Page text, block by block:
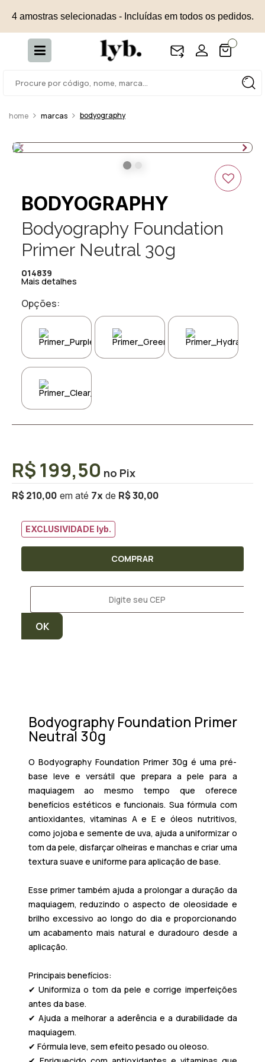
4 amostras selecionadas - Incluídas em todos os pedidos.
marcas bodyography
BODYOGRAPHY
Bodyography Foundation
Primer Neutral 30g
014839
Mais detalhes
Opções:
R$ 210,00 7x R$ 30,00
R$ 199,50
EXCLUSIVIDADE lyb.
COMPRAR
Bodyography Foundation Primer
Neutral 30g
O Bodyography Foundation Primer 30g é uma pré-
base leve e versátil que prepara a pele para a
maquiagem ao mesmo tempo que oferece
benefícios estéticos e funcionais. Sua fórmula com
antioxidantes, vitaminas A e E e óleos nutritivos,
como jojoba e semente de uva, ajuda a uniformizar o
tom da pele, disfarçar olheiras e manchas e criar uma
textura suave e uniforme para aplicação de base.
Esse primer também ajuda a prolongar a duração da
maquiagem, reduzindo o aspecto de oleosidade e
brilho excessivo ao longo do dia e proporcionando
um acabamento mais natural e duradouro desde a
aplicação.
Principais benefícios:
✔ Uniformiza o tom da pele e corrige imperfeições
antes da base.
✔ Ajuda a melhorar a aderência e a durabilidade da
maquiagem.
✔ Fórmula leve, sem efeito pesado ou oleoso.